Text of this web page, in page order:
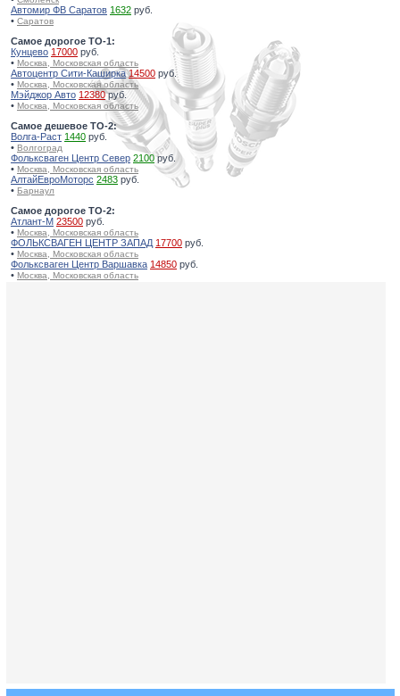
Автомир ФВ Саратов 1632 руб.
• Саратов
Самое дорогое ТО-1:
Кунцево 17000 руб.
• Москва, Московская область
Автоцентр Сити-Каширка 14500 руб.
• Москва, Московская область
Мэйджор Авто 12380руб.
• Москва, Московская область
Самое дешевое ТО-2:
Волга-Раст 1440 руб.
• Волгоград
Фольксваген Центр Север 2100руб.
• Москва, Московская область
АлтайЕвроМоторс 2483 руб.
• Барнаул
Самое дорогое ТО-2:
Атлант-М 23500 руб.
• Москва, Московская область
ФОЛЬКСВАГЕН ЦЕНТР ЗАПАД 17700 руб.
• Москва, Московская область
Фольксваген Центр Варшавка 14850 руб.
• Москва, Московская область